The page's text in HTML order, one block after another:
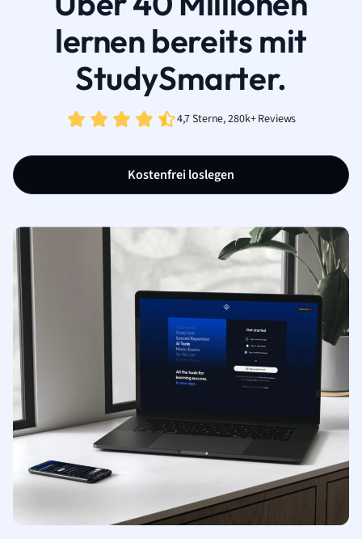
lernen bereits mit
StudySmarter.
4,7 Sterne, 280k+ Reviews
Kostenfrei loslegen